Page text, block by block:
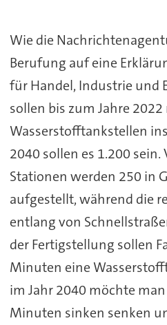
Wie die
Berufung auf eine
für Handel, Industrie und
sollen bis zum Jahre
Wasserstofftankstellen
2040 sollen es 1.200
Stationen werden 250 in
aufgestellt, während die
entlang von
der Fertigstellung sollen
Minuten eine
im Jahr 2040 möchte
Minuten sinken senken